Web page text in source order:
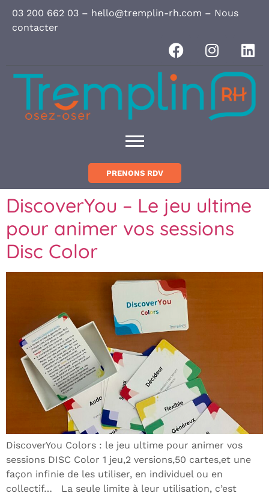
03 200 662 03 – hello@tremplin-rh.com – Nous
contacter
PRENONS RDV
DiscoverYou – Le jeu ultime
pour animer vos sessions
Disc Color
DiscoverYou Colors : le jeu ultime pour animer vos
sessions DISC Color 1 jeu,2 versions,50 cartes,et une
façon infinie de les utiliser, en individuel ou en
collectif… La seule limite à leur utilisation, c’est
Panneau de gestion des cookies